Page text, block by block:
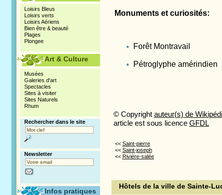
Monuments et curiosités:
Forêt Montravail
Pétroglyphe amérindien
© Copyright auteur(s) de
article est sous licence GFDL
<< Saint-pierre
<< Saint-joseph
<< Rivière-salée
Hôtels de la ville de Sainte-
Loisirs Bleus
Loisirs verts
Loisirs Aériens
Bien être & beauté
Plages
Plongee
Art & Culture
Musées
Galeries d'art
Spectacles
Sites à visiter
Sites Naturels
Rhum
Rechercher dans le site
Newsletter
Infos pratiques